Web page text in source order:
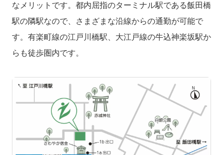
なメリットです。都内屈指のターミナル駅である飯田橋
駅の隣駅なので、さまざまな沿線からの通勤が可能で
す。有楽町線の江戸川橋駅、大江戸線の牛込神楽坂駅か
らも徒歩圏内です。